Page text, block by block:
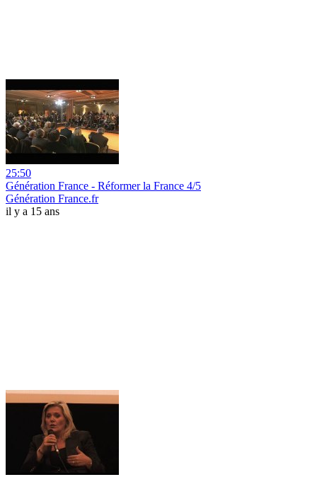
25:50
Génération France - Réformer la France 4/5
Génération France.fr
il y a 15 ans